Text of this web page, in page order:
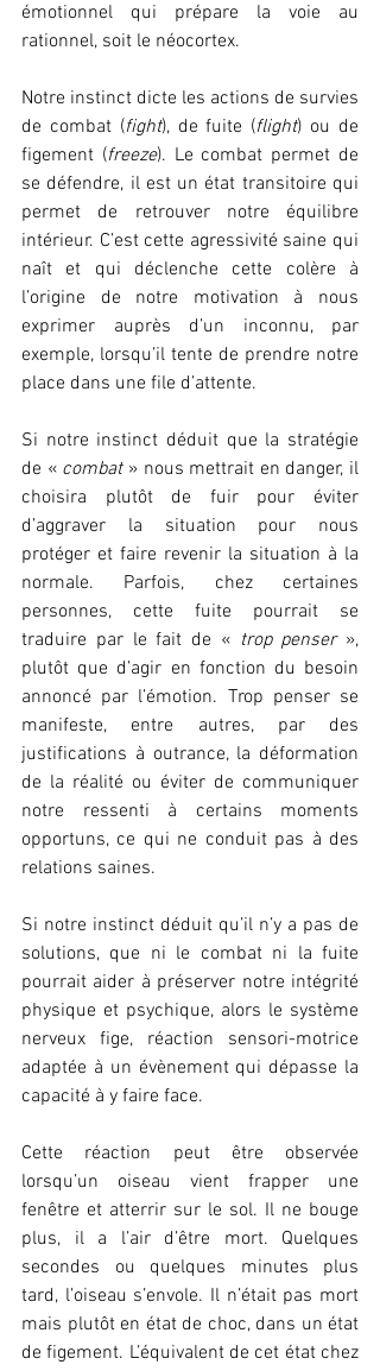
émotionnel qui prépare la voie au
rationnel, soit le néocortex.
Notre instinct dicte les actions de survies
de combat (fight), de fuite (flight) ou de
figement (freeze). Le combat permet de
se défendre, il est un état transitoire qui
permet de retrouver notre équilibre
intérieur. C’est cette agressivité saine qui
naît et qui déclenche cette colère à
l’origine de notre motivation à nous
exprimer auprès d’un inconnu, par
exemple, lorsqu’il tente de prendre notre
place dans une file d’attente.
Si notre instinct déduit que la stratégie
de « combat » nous mettrait en danger, il
choisira plutôt de fuir pour éviter
d’aggraver la situation pour nous
protéger et faire revenir la situation à la
normale. Parfois, chez certaines
personnes, cette fuite pourrait se
traduire par le fait de « trop penser »,
plutôt que d’agir en fonction du besoin
annoncé par l’émotion. Trop penser se
manifeste, entre autres, par des
justifications à outrance, la déformation
de la réalité ou éviter de communiquer
notre ressenti à certains moments
opportuns, ce qui ne conduit pas à des
relations saines.
Si notre instinct déduit qu’il n’y a pas de
solutions, que ni le combat ni la fuite
pourrait aider à préserver notre intégrité
physique et psychique, alors le système
nerveux fige, réaction sensori-motrice
adaptée à un évènement qui dépasse la
capacité à y faire face.
Cette réaction peut être observée
lorsqu’un oiseau vient frapper une
fenêtre et atterrir sur le sol. Il ne bouge
plus, il a l’air d’être mort. Quelques
secondes ou quelques minutes plus
tard, l’oiseau s’envole. Il n’était pas mort
mais plutôt en état de choc, dans un état
de figement. L’équivalent de cet état chez